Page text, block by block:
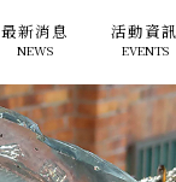
最新消息
NEWS
活動資訊
EVENTS